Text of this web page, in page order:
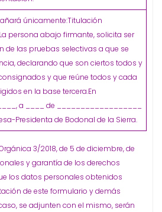
únicamente:Titulación
persona abajo firmante, solicita ser
de las pruebas selectivas a que se
declarando que son ciertos todos y
y que reúne todos y cada
en la base tercera.En
a ____ de __________________
Presidenta de Bodonal de la Sierra.
3/2018, de 5 de diciembre, de
y garantía de los derechos
los datos personales obtenidos
de este formulario y demás
se adjunten con el mismo, serán